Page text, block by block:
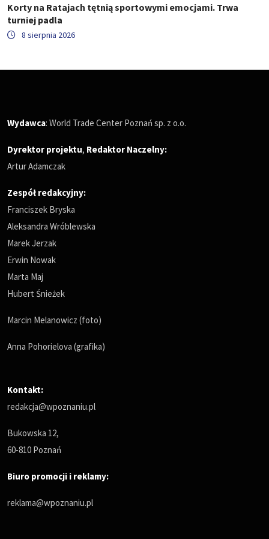
Korty na Ratajach tętnią sportowymi emocjami. Trwa
turniej padla
8 sierpnia 2026
Wydawca: World Trade Center Poznań sp. z o.o.
Dyrektor projektu, Redaktor Naczelny:
Artur Adamczak
Zespół redakcyjny:
Franciszek Bryska
Aleksandra Wróblewska
Marek Jerzak
Erwin Nowak
Marta Maj
Hubert Śnieżek
Marcin Melanowicz (foto)
Anna Pohorielova (grafika)
Kontakt:
redakcja@wpoznaniu.pl
Bukowska 12,
60-810 Poznań
Biuro promocji i reklamy:
reklama@wpoznaniu.pl